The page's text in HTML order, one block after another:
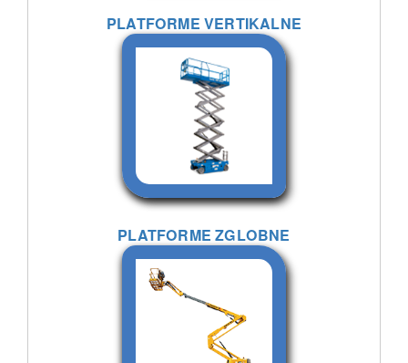
PLATFORME VERTIKALNE
PLATFORME ZGLOBNE